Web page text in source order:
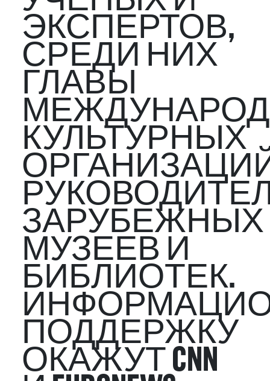
ЭКСПЕРТОВ,
СРЕДИ НИХ
ГЛАВЫ
КУЛЬТУРНЫХ
ЗАРУБЕЖНЫХ
МУЗЕЕВ И
БИБЛИОТЕК.
ПОДДЕРЖКУ
ОКАЖУТ CNN